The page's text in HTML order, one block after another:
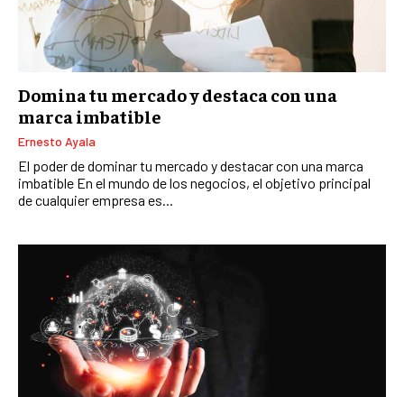
Domina tu mercado y destaca con una
marca imbatible
Ernesto Ayala
El poder de dominar tu mercado y destacar con una marca
imbatible En el mundo de los negocios, el objetivo principal
de cualquier empresa es...